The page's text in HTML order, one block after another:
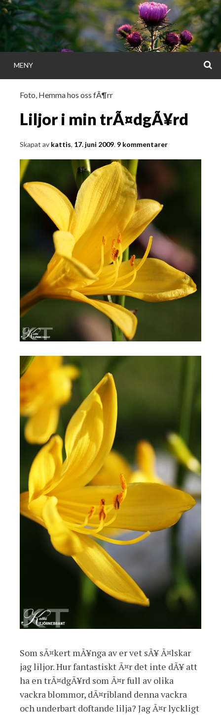
Gå
direkt
till
innehållet
i ord & bild
MENY
Foto, Hemma hos oss fÃ¶rr
Liljor i min trÃ¤dgÃ¥rd
Skapat av kattis, 17. juni 2009. 9 kommentarer
Som sÃ¤kert mÃ¥nga av er vet sÃ¥ Ã¤lskar
jag liljor. Hur fantastiskt Ã¤r det inte dÃ¥ att
ha en trÃ¤dgÃ¥rd som Ã¤r full av olika
vackra blommor, dÃ¤ribland denna vackra
och underbart doftande lilja? Jag Ã¤r lyckligt